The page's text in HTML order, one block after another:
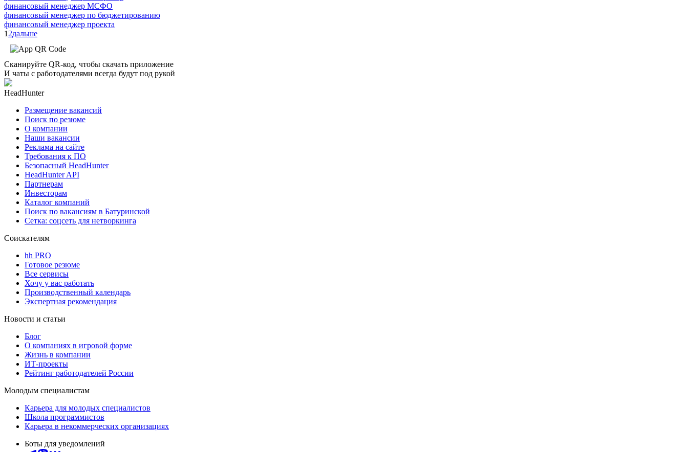
финансовый менеджер МСФО
финансовый менеджер по бюджетированию
финансовый менеджер проекта
1 2дальше
Сканируйте QR-код, чтобы скачать приложение
И чаты с работодателями всегда будут под рукой
HeadHunter
Размещение вакансий
Поиск по резюме
О компании
Наши вакансии
Реклама на сайте
Требования к ПО
Безопасный HeadHunter
HeadHunter API
Партнерам
Инвесторам
Каталог компаний
Поиск по вакансиям в Батуринской
Сетка: соцсеть для нетворкинга
Соискателям
hh PRO
Готовое резюме
Все сервисы
Хочу у вас работать
Производственный календарь
Экспертная рекомендация
Новости и статьи
Блог
О компаниях в игровой форме
Жизнь в компании
ИТ-проекты
Рейтинг работодателей России
Молодым специалистам
Карьера для молодых специалистов
Школа программистов
Карьера в некоммерческих организациях
Боты для уведомлений